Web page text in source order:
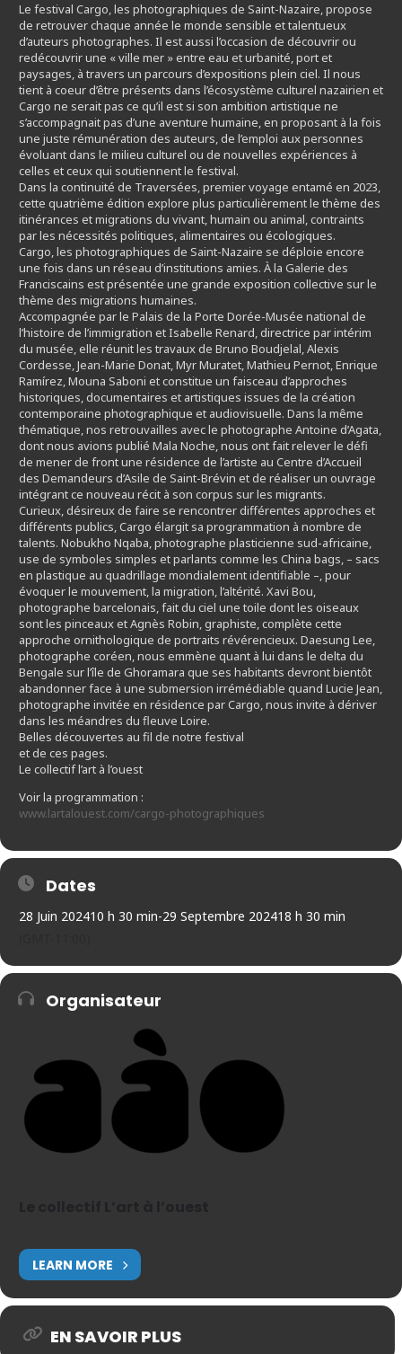
Le festival Cargo, les photographiques de Saint-Nazaire, propose
de retrouver chaque année le monde sensible et talentueux
d’auteurs photographes. Il est aussi l’occasion de découvrir ou
redécouvrir une « ville mer » entre eau et urbanité, port et
paysages, à travers un parcours d’expositions plein ciel. Il nous
tient à coeur d’être présents dans l’écosystème culturel nazairien et
Cargo ne serait pas ce qu’il est si son ambition artistique ne
s’accompagnait pas d’une aventure humaine, en proposant à la fois
une juste rémunération des auteurs, de l’emploi aux personnes
évoluant dans le milieu culturel ou de nouvelles expériences à
celles et ceux qui soutiennent le festival.
Dans la continuité de Traversées, premier voyage entamé en 2023,
cette quatrième édition explore plus particulièrement le thème des
itinérances et migrations du vivant, humain ou animal, contraints
par les nécessités politiques, alimentaires ou écologiques.
Cargo, les photographiques de Saint-Nazaire se déploie encore
une fois dans un réseau d’institutions amies. À la Galerie des
Franciscains est présentée une grande exposition collective sur le
thème des migrations humaines.
Accompagnée par le Palais de la Porte Dorée-Musée national de
l’histoire de l’immigration et Isabelle Renard, directrice par intérim
du musée, elle réunit les travaux de Bruno Boudjelal, Alexis
Cordesse, Jean-Marie Donat, Myr Muratet, Mathieu Pernot, Enrique
Ramírez, Mouna Saboni et constitue un faisceau d’approches
historiques, documentaires et artistiques issues de la création
contemporaine photographique et audiovisuelle. Dans la même
thématique, nos retrouvailles avec le photographe Antoine d’Agata,
dont nous avions publié Mala Noche, nous ont fait relever le défi
de mener de front une résidence de l’artiste au Centre d’Accueil
des Demandeurs d’Asile de Saint-Brévin et de réaliser un ouvrage
intégrant ce nouveau récit à son corpus sur les migrants.
Curieux, désireux de faire se rencontrer différentes approches et
différents publics, Cargo élargit sa programmation à nombre de
talents. Nobukho Nqaba, photographe plasticienne sud-africaine,
use de symboles simples et parlants comme les China bags, – sacs
en plastique au quadrillage mondialement identifiable –, pour
évoquer le mouvement, la migration, l’altérité. Xavi Bou,
photographe barcelonais, fait du ciel une toile dont les oiseaux
sont les pinceaux et Agnès Robin, graphiste, complète cette
approche ornithologique de portraits révérencieux. Daesung Lee,
photographe coréen, nous emmène quant à lui dans le delta du
Bengale sur l’île de Ghoramara que ses habitants devront bientôt
abandonner face à une submersion irrémédiable quand Lucie Jean,
photographe invitée en résidence par Cargo, nous invite à dériver
dans les méandres du fleuve Loire.
Belles découvertes au fil de notre festival
et de ces pages.
Le collectif l’art à l’ouest
Voir la programmation :
www.lartalouest.com/cargo-photographiques
Dates
28 Juin 202410 h 30 min-29 Septembre 202418 h 30 min
Organisateur
LEARN MORE
EN SAVOIR PLUS